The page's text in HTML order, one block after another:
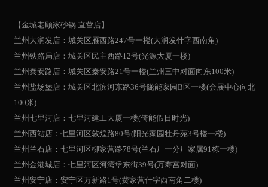
【金城老顾家砂锅 直营店】
兰州大润发店：城关区雁西路247号一楼(大润发什字西南角)
兰州铁路局店：城关区民主西路12号(光源大厦一楼)
兰州秦安路店：城关区秦安路21号一楼(兰州三中对面向东100米)
兰州盐场堡店：城关区北滨河东路36号陇能家园B区一楼(会展中心向北
100米)
兰州七里河店：七里河建工大厦一楼(倚能假日时光)
兰州西站店：七里河区敦煌路80号(阳光家园牡丹苑3号楼一楼)
兰州兰石店：七里河区柳家营路78号(兰石厂一分厂家属91栋一楼)
兰州金港城店：七里河区河湾堡东街39号(万寿宫对面)
兰州安宁店：安宁区万新路1号(费家营什字西南角二楼)